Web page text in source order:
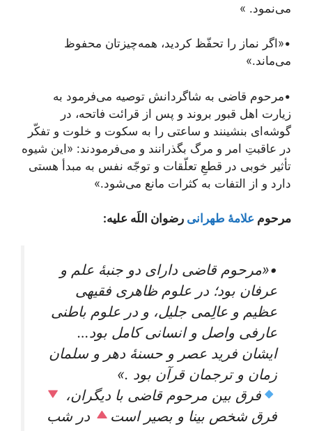
می‌نمود. »
•«اگر نماز را تحفّظ کردید، همه‌چیزتان محفوظ
می‌ماند.»
•مرحوم قاضی به شاگردانش توصیه می‌فرمود به
زیارت اهل قبور بروند و پس از قرائت فاتحه، در
گوشه‌ای بنشینند و ساعتی را به سکوت و خلوت و تفکّر
در عاقبتِ امر و مرگ بگذرانند و می‌فرمودند: «این شیوه
تأثیر خوبی در قطعِ تعلّقات و توجّه نفس به مبدأ هستی
دارد و از التفات به کثرات مانع می‌شود.»
مرحوم علامۀ طهرانی رضوان اللَه علیه:
•«مرحوم قاضی دارای دو جنبۀ علم و
عرفان بود؛ در علوم ظاهری فقیهی
عظیم و عالِمی جلیل، و در علوم باطنی
عارفی واصل و انسانی کامل بود…
ایشان فرید عصر و حسنۀ دهر و سلمان
زمان و ترجمان قرآن بود .»
فرق بین مرحوم قاضی با دیگران،
فرق شخص بینا و بصیر است
در شب